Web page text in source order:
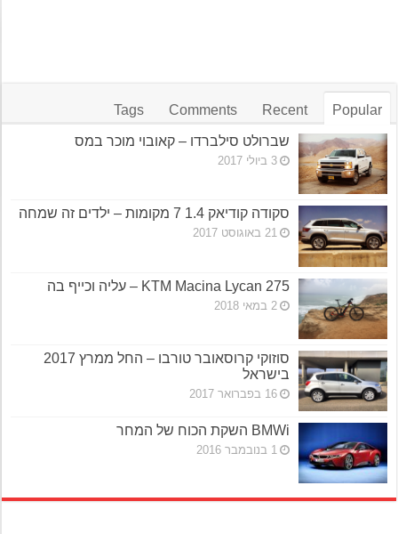
Popular
Recent
Comments
Tags
שברולט סילברדו – קאובוי מוכר במס
3 ביולי 2017
סקודה קודיאק 1.4 7 מקומות – ילדים זה שמחה
21 באוגוסט 2017
KTM Macina Lycan 275 – עליה וכייף בה
2 במאי 2018
סוזוקי קרוסאובר טורבו – החל ממרץ 2017
בישראל
16 בפברואר 2017
BMWi השקת הכוח של המחר
1 בנובמבר 2016